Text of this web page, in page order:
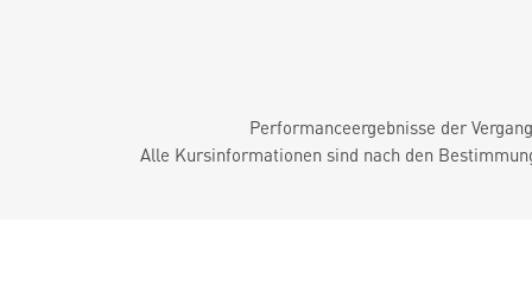
Performanceergebnisse der
Alle Kursinformationen sind nach den